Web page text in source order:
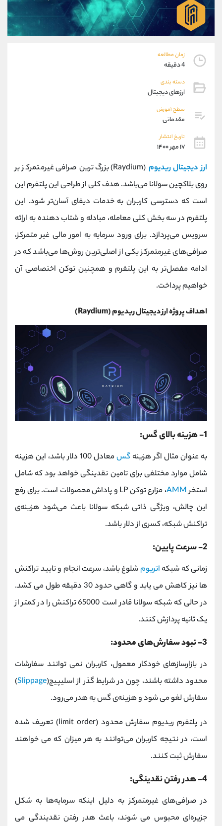
زمان مطالعه
4 دقیقه
دسته بندی
ارزهای دیجیتال
سطح آموزش
مقدماتی
تاریخ انتشار
۱۷ مهر ۱۴۰۰
ارز دیجیتال ریدیوم
(Raydium) بزرگ‌ترین صرافی غیرمتمرکز بر
روی بلاکچین سولانا می‌باشد. هدف کلی از طراحی این پلتفرم این
است که دسترسی کاربران به خدمات دیفای آسان‌تر شود. این
پلتفرم در سه بخش کلی معامله، مبادله و شتاب دهنده به اراِئه
سرویس می‌پردازد. برای ورود سرمایه به امور مالی غیر متمرکز،
صرافی‌های غیرمتمرکز یکی از اصلی‌ترین روش‌ها می‌باشد که در
ادامه مفصل‌تر به این پلتفرم و همچنین توکن اختصاصی آن
خواهیم پرداخت.
اهداف پروژه ارز دیجیتال ریدیوم (Raydium)
1- هزینه بالای گس:
به عنوان مثال اگر هزینه گس
معادل 100 دلار باشد، این هزینه
شامل موارد مختلفی برای تامین نقدینگی خواهد بود که شامل
استخرAMM
، مزارع توکن LP و پاداش محصولات است. برای رفع
این چالش، ویژگی ذاتی شبکه سولانا باعث می‌شود هزینه‌ی
تراکنش شبکه، کسری از دلار باشد.
2- سرعت پایین:
زمانی که شبکه اتریوم شلوغ باشد، سرعت انجام و تایید تراکنش
ها نیز کاهش می یابد و گاهی حدود 30 دقیقه طول می کشد.
در حالی که شبکه سولانا قادر است 65000 تراکنش را در کمتر از
یک ثانیه پردازش کنند.
3- نبود سفارش‌های محدود:
در بازارسازهای خودکار معمول، کاربران نمی توانند سفارشات
محدود داشته باشند، چون در شرایط گذر از اسلیپیج(Slippage
)
سفارش لغو می شود و هزینه‌ی گس به هدر می‌رود.
در پلتفرم ریدیوم سفارش محدود (limit order) تعریف شده
است، در نتیجه کاربران می‌توانند به هر میزان که می خواهند
سفارش ثبت کنند.
4- هدر رفتن نقدینگی:
در صرافی‌های غیرمتمرکز به دلیل اینکه سرمایه‌ها به شکل
جزیره‌ای محبوس می شوند، باعث هدر رفتن نقدیندگی می
09194198792
واتساپ شروع گفتگو
تلگرام @Armteam_admin_33
پشتیبان فروش
موبایل
واتساپ
داخلی
اطلاعات تماس (دفتر فروش)
تلفن 021-22021030
بدون پیش شماره 90001030
اینستاگرام @alireza.mehrabii
کانال تلگرام @alirezamehrabi_com